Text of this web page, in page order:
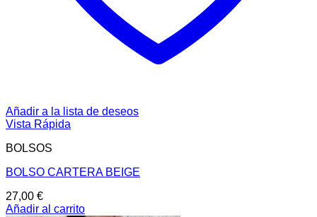
Añadir a la lista de deseos
Vista Rápida
BOLSOS
BOLSO CARTERA BEIGE
27,00 €
Añadir al carrito